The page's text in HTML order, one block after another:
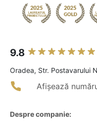
9.8
Oradea, Str. Postavarului
Afișează
Despre companie: